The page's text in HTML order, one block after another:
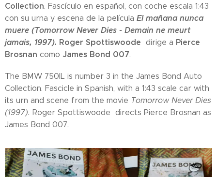
Collection. Fascículo en español, con coche escala 1:43
con su urna y escena de la película El mañana nunca
muere (Tomorrow Never Dies - Demain ne meurt
jamais, 1997). Roger Spottiswoode dirige a Pierce
Brosnan como James Bond 007.
The BMW 750IL is number 3 in the James Bond Auto
Collection. Fascicle in Spanish, with a 1:43 scale car with
its urn and scene from the movie Tomorrow Never Dies
(1997). Roger Spottiswoode directs Pierce Brosnan as
James Bond 007.